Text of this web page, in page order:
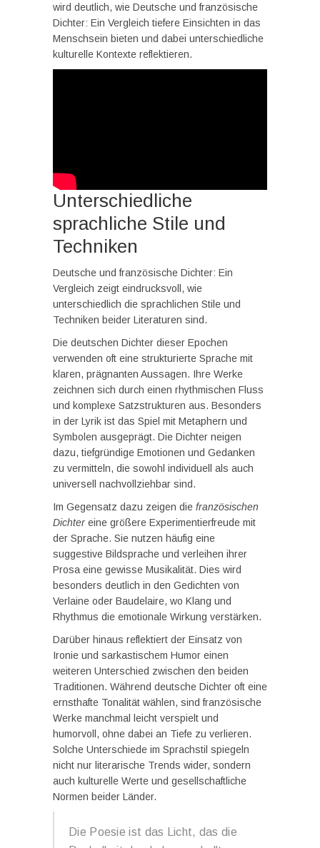
wird deutlich, wie Deutsche und französische
Dichter: Ein Vergleich tiefere Einsichten in das
Menschsein bieten und dabei unterschiedliche
kulturelle Kontexte reflektieren.
Unterschiedliche
sprachliche Stile und
Techniken
Deutsche und französische Dichter: Ein
Vergleich zeigt eindrucksvoll, wie
unterschiedlich die sprachlichen Stile und
Techniken beider Literaturen sind.
Die deutschen Dichter dieser Epochen
verwenden oft eine strukturierte Sprache mit
klaren, prägnanten Aussagen. Ihre Werke
zeichnen sich durch einen rhythmischen Fluss
und komplexe Satzstrukturen aus. Besonders
in der Lyrik ist das Spiel mit Metaphern und
Symbolen ausgeprägt. Die Dichter neigen
dazu, tiefgründige Emotionen und Gedanken
zu vermitteln, die sowohl individuell als auch
universell nachvollziehbar sind.
Im Gegensatz dazu zeigen die französischen
Dichter eine größere Experimentierfreude mit
der Sprache. Sie nutzen häufig eine
suggestive Bildsprache und verleihen ihrer
Prosa eine gewisse Musikalität. Dies wird
besonders deutlich in den Gedichten von
Verlaine oder Baudelaire, wo Klang und
Rhythmus die emotionale Wirkung verstärken.
Darüber hinaus reflektiert der Einsatz von
Ironie und sarkastischem Humor einen
weiteren Unterschied zwischen den beiden
Traditionen. Während deutsche Dichter oft eine
ernsthafte Tonalität wählen, sind französische
Werke manchmal leicht verspielt und
humorvoll, ohne dabei an Tiefe zu verlieren.
Solche Unterschiede im Sprachstil spiegeln
nicht nur literarische Trends wider, sondern
auch kulturelle Werte und gesellschaftliche
Normen beider Länder.
Die Poesie ist das Licht, das die